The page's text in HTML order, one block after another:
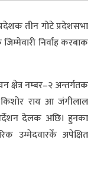
तीन गोटे प्रदेशसभा
निर्वाह करबाक
क्षेत्र नम्बर–२ अन्तर्गतक
राय आ जंगीलाल
देलक अछि। हुनका
उम्मेदवारकेँ अपेक्षित